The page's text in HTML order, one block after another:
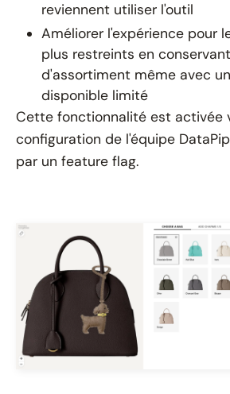
reviennent utiliser l'outil
Améliorer l'expérience pour
plus restreints en
d'assortiment même avec
disponible limité
Cette fonctionnalité est activée
configuration de l'équipe
par un feature flag.